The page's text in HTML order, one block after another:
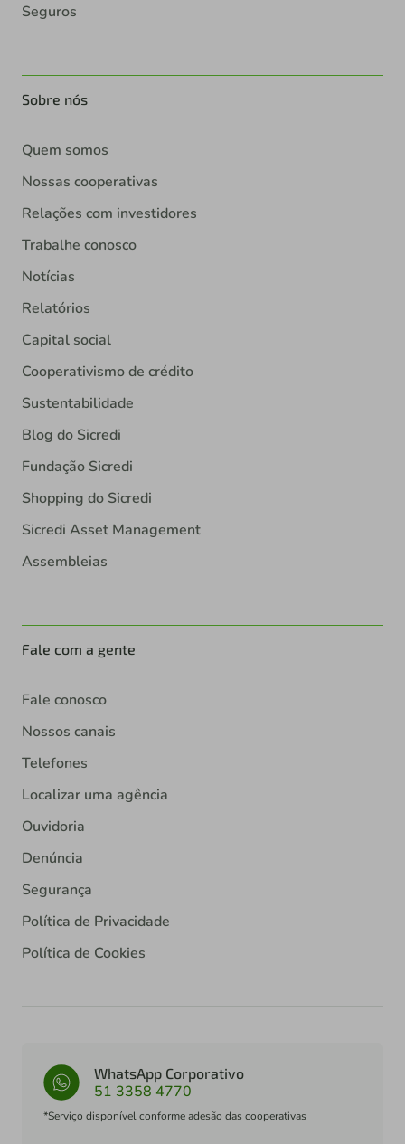
Seguros
Sobre nós
Quem somos
Nossas cooperativas
Relações com investidores
Trabalhe conosco
Notícias
Relatórios
Capital social
Cooperativismo de crédito
Sustentabilidade
Blog do Sicredi
Fundação Sicredi
Shopping do Sicredi
Sicredi Asset Management
Assembleias
Fale com a gente
Fale conosco
Nossos canais
Telefones
Localizar uma agência
Ouvidoria
Denúncia
Segurança
Política de Privacidade
Política de Cookies
WhatsApp Corporativo
51 3358 4770
*Serviço disponível conforme adesão das cooperativas